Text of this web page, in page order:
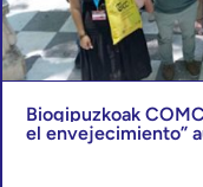
Biogipuzkoak
el envejecimiento”